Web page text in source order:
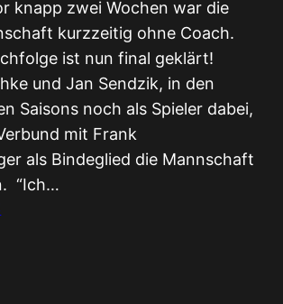
knapp zwei Wochen war die
kurzzeitig ohne Coach.
ist nun final geklärt!
und Jan Sendzik, in den
Saisons noch als Spieler dabei,
mit Frank
als Bindeglied die Mannschaft
“Ich…